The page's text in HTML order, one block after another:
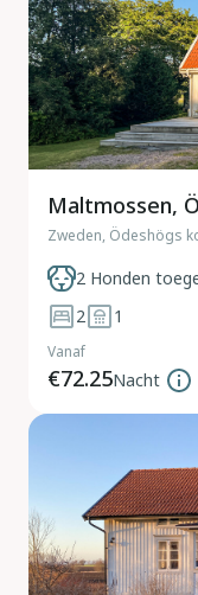
Maltmossen,
Zweden, Ödeshögs
2 Honden
2
1
Vanaf
€72.25Nacht